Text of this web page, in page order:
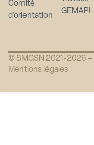
Comité
d’orientation
GEMAPI
© SMGSN 2021-2026 –
Mentions légales